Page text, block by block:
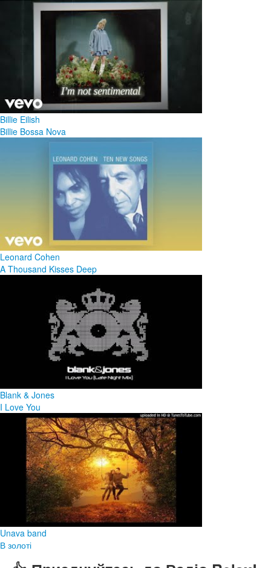
Billie Eilish
Billie Bossa Nova
Leonard Cohen
A Thousand Kisses Deep
Blank & Jones
I Love You
Unava band
В золоті